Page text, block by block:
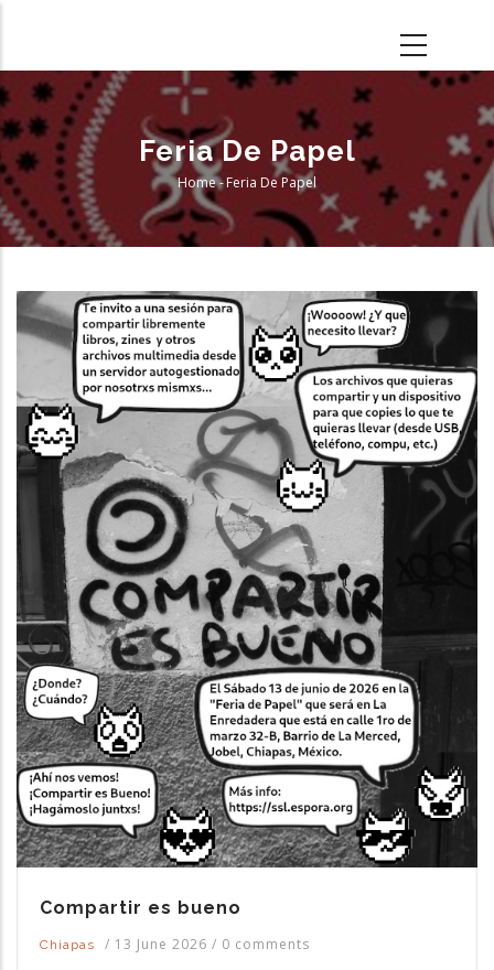
main
content
Feria De Papel
Breadcrumb
Home-Feria De Papel
Compartir es bueno
Chiapas / 13 June 2026 / 0 comments